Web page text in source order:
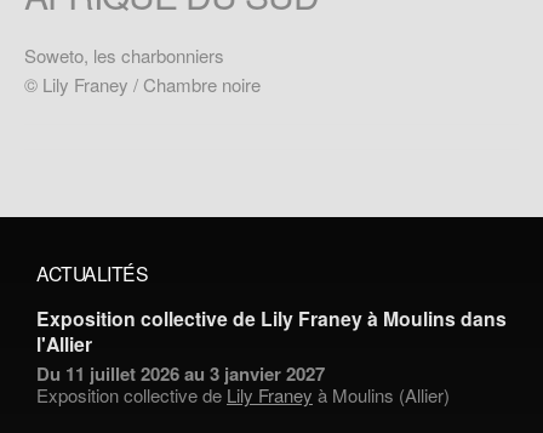
Soweto, les charbonniers
© Lily Franey / Chambre noire
ACTUALITÉS
Exposition collective de Lily Franey à Moulins dans
l'Allier
Du 11 juillet 2026 au 3 janvier 2027
Exposition collective de Lily Franey à Moulins (Allier)